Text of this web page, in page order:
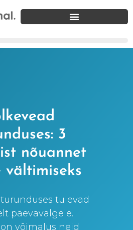
3
nõuannet
vältimiseks
tulevad
päevavalgele.
võimalus neid